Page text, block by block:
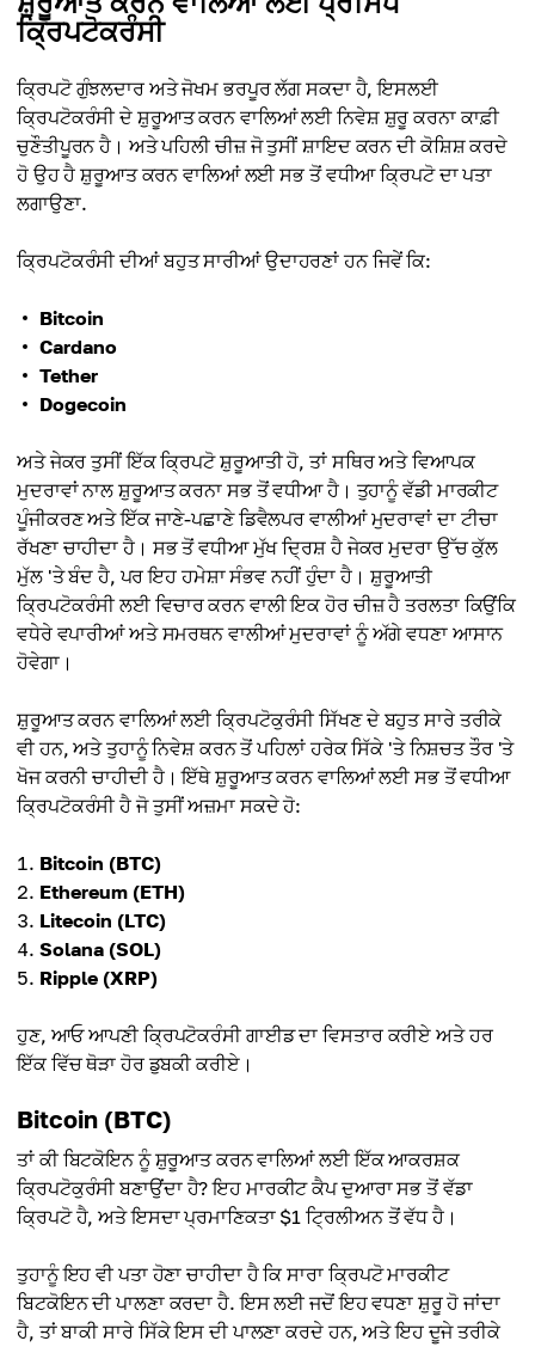
ਕ੍ਰਿਪਟੋਕਰੰਸੀ
ਕ੍ਰਿਪਟੋ ਗੁੰਝਲਦਾਰ ਅਤੇ ਜੋਖਮ ਭਰਪੂਰ ਲੱਗ ਸਕਦਾ ਹੈ, ਇਸਲਈ
ਕ੍ਰਿਪਟੋਕਰੰਸੀ ਦੇ ਸ਼ੁਰੂਆਤ ਕਰਨ ਵਾਲਿਆਂ ਲਈ ਨਿਵੇਸ਼ ਸ਼ੁਰੂ ਕਰਨਾ ਕਾਫ਼ੀ
ਚੁਣੌਤੀਪੂਰਨ ਹੈ। ਅਤੇ ਪਹਿਲੀ ਚੀਜ਼ ਜੋ ਤੁਸੀਂ ਸ਼ਾਇਦ ਕਰਨ ਦੀ ਕੋਸ਼ਿਸ਼ ਕਰਦੇ
ਹੋ ਉਹ ਹੈ ਸ਼ੁਰੂਆਤ ਕਰਨ ਵਾਲਿਆਂ ਲਈ ਸਭ ਤੋਂ ਵਧੀਆ ਕ੍ਰਿਪਟੋ ਦਾ ਪਤਾ
ਲਗਾਉਣਾ.
ਕ੍ਰਿਪਟੋਕਰੰਸੀ ਦੀਆਂ ਬਹੁਤ ਸਾਰੀਆਂ ਉਦਾਹਰਣਾਂ ਹਨ ਜਿਵੇਂ ਕਿ:
Bitcoin
Cardano
Tether
Dogecoin
ਅਤੇ ਜੇਕਰ ਤੁਸੀਂ ਇੱਕ ਕ੍ਰਿਪਟੋ ਸ਼ੁਰੂਆਤੀ ਹੋ, ਤਾਂ ਸਥਿਰ ਅਤੇ ਵਿਆਪਕ
ਮੁਦਰਾਵਾਂ ਨਾਲ ਸ਼ੁਰੂਆਤ ਕਰਨਾ ਸਭ ਤੋਂ ਵਧੀਆ ਹੈ। ਤੁਹਾਨੂੰ ਵੱਡੀ ਮਾਰਕੀਟ
ਪੂੰਜੀਕਰਣ ਅਤੇ ਇੱਕ ਜਾਣੇ-ਪਛਾਣੇ ਡਿਵੈਲਪਰ ਵਾਲੀਆਂ ਮੁਦਰਾਵਾਂ ਦਾ ਟੀਚਾ
ਰੱਖਣਾ ਚਾਹੀਦਾ ਹੈ। ਸਭ ਤੋਂ ਵਧੀਆ ਮੁੱਖ ਦ੍ਰਿਸ਼ ਹੈ ਜੇਕਰ ਮੁਦਰਾ ਉੱਚ ਕੁੱਲ
ਮੁੱਲ 'ਤੇ ਬੰਦ ਹੈ, ਪਰ ਇਹ ਹਮੇਸ਼ਾ ਸੰਭਵ ਨਹੀਂ ਹੁੰਦਾ ਹੈ। ਸ਼ੁਰੂਆਤੀ
ਕ੍ਰਿਪਟੋਕਰੰਸੀ ਲਈ ਵਿਚਾਰ ਕਰਨ ਵਾਲੀ ਇਕ ਹੋਰ ਚੀਜ਼ ਹੈ ਤਰਲਤਾ ਕਿਉਂਕਿ
ਵਧੇਰੇ ਵਪਾਰੀਆਂ ਅਤੇ ਸਮਰਥਨ ਵਾਲੀਆਂ ਮੁਦਰਾਵਾਂ ਨੂੰ ਅੱਗੇ ਵਧਣਾ ਆਸਾਨ
ਹੋਵੇਗਾ।
ਸ਼ੁਰੂਆਤ ਕਰਨ ਵਾਲਿਆਂ ਲਈ ਕ੍ਰਿਪਟੋਕੁਰੰਸੀ ਸਿੱਖਣ ਦੇ ਬਹੁਤ ਸਾਰੇ ਤਰੀਕੇ
ਵੀ ਹਨ, ਅਤੇ ਤੁਹਾਨੂੰ ਨਿਵੇਸ਼ ਕਰਨ ਤੋਂ ਪਹਿਲਾਂ ਹਰੇਕ ਸਿੱਕੇ 'ਤੇ ਨਿਸ਼ਚਤ ਤੌਰ 'ਤੇ
ਖੋਜ ਕਰਨੀ ਚਾਹੀਦੀ ਹੈ। ਇੱਥੇ ਸ਼ੁਰੂਆਤ ਕਰਨ ਵਾਲਿਆਂ ਲਈ ਸਭ ਤੋਂ ਵਧੀਆ
ਕ੍ਰਿਪਟੋਕਰੰਸੀ ਹੈ ਜੋ ਤੁਸੀਂ ਅਜ਼ਮਾ ਸਕਦੇ ਹੋ:
Bitcoin (BTC)
Ethereum (ETH)
Litecoin (LTC)
Solana (SOL)
Ripple (XRP)
ਹੁਣ, ਆਓ ਆਪਣੀ ਕ੍ਰਿਪਟੋਕਰੰਸੀ ਗਾਈਡ ਦਾ ਵਿਸਤਾਰ ਕਰੀਏ ਅਤੇ ਹਰ
ਇੱਕ ਵਿੱਚ ਥੋੜਾ ਹੋਰ ਡੁਬਕੀ ਕਰੀਏ।
Bitcoin (BTC)
ਤਾਂ ਕੀ ਬਿਟਕੋਇਨ ਨੂੰ ਸ਼ੁਰੂਆਤ ਕਰਨ ਵਾਲਿਆਂ ਲਈ ਇੱਕ ਆਕਰਸ਼ਕ
ਕ੍ਰਿਪਟੋਕੁਰੰਸੀ ਬਣਾਉਂਦਾ ਹੈ? ਇਹ ਮਾਰਕੀਟ ਕੈਪ ਦੁਆਰਾ ਸਭ ਤੋਂ ਵੱਡਾ
ਕ੍ਰਿਪਟੋ ਹੈ, ਅਤੇ ਇਸਦਾ ਪ੍ਰਮਾਣਿਕਤਾ $1 ਟ੍ਰਿਲੀਅਨ ਤੋਂ ਵੱਧ ਹੈ।
ਤੁਹਾਨੂੰ ਇਹ ਵੀ ਪਤਾ ਹੋਣਾ ਚਾਹੀਦਾ ਹੈ ਕਿ ਸਾਰਾ ਕ੍ਰਿਪਟੋ ਮਾਰਕੀਟ
ਬਿਟਕੋਇਨ ਦੀ ਪਾਲਣਾ ਕਰਦਾ ਹੈ. ਇਸ ਲਈ ਜਦੋਂ ਇਹ ਵਧਣਾ ਸ਼ੁਰੂ ਹੋ ਜਾਂਦਾ
ਹੈ, ਤਾਂ ਬਾਕੀ ਸਾਰੇ ਸਿੱਕੇ ਇਸ ਦੀ ਪਾਲਣਾ ਕਰਦੇ ਹਨ, ਅਤੇ ਇਹ ਦੂਜੇ ਤਰੀਕੇ